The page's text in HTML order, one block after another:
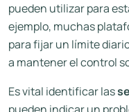
pueden utilizar para
ejemplo, muchas
para fijar un límite
a mantener el control
Es vital identificar las